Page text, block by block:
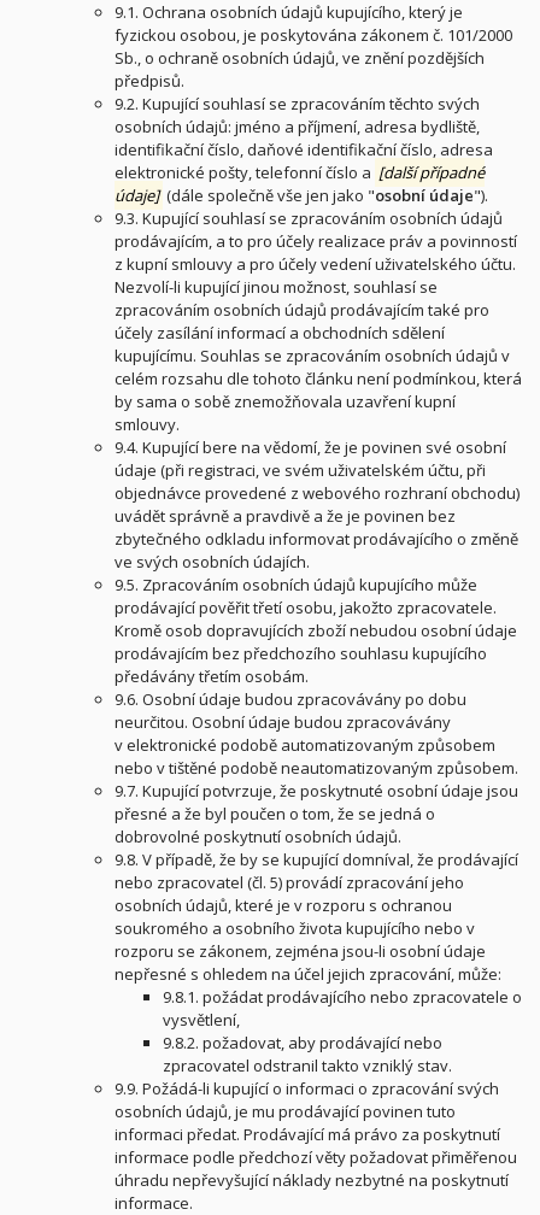
9.1. Ochrana osobních údajů kupujícího, který je
fyzickou osobou, je poskytována zákonem č. 101/2000
Sb., o ochraně osobních údajů, ve znění pozdějších
předpisů.
9.2. Kupující souhlasí se zpracováním těchto svých
osobních údajů: jméno a příjmení, adresa bydliště,
identifikační číslo, daňové identifikační číslo, adresa
elektronické pošty, telefonní číslo a [další případné
údaje] (dále společně vše jen jako "osobní údaje").
9.3. Kupující souhlasí se zpracováním osobních údajů
prodávajícím, a to pro účely realizace práv a povinností
z kupní smlouvy a pro účely vedení uživatelského účtu.
Nezvolí-li kupující jinou možnost, souhlasí se
zpracováním osobních údajů prodávajícím také pro
účely zasílání informací a obchodních sdělení
kupujícímu. Souhlas se zpracováním osobních údajů v
celém rozsahu dle tohoto článku není podmínkou, která
by sama o sobě znemožňovala uzavření kupní
smlouvy.
9.4. Kupující bere na vědomí, že je povinen své osobní
údaje (při registraci, ve svém uživatelském účtu, při
objednávce provedené z webového rozhraní obchodu)
uvádět správně a pravdivě a že je povinen bez
zbytečného odkladu informovat prodávajícího o změně
ve svých osobních údajích.
9.5. Zpracováním osobních údajů kupujícího může
prodávající pověřit třetí osobu, jakožto zpracovatele.
Kromě osob dopravujících zboží nebudou osobní údaje
prodávajícím bez předchozího souhlasu kupujícího
předávány třetím osobám.
9.6. Osobní údaje budou zpracovávány po dobu
neurčitou. Osobní údaje budou zpracovávány
v elektronické podobě automatizovaným způsobem
nebo v tištěné podobě neautomatizovaným způsobem.
9.7. Kupující potvrzuje, že poskytnuté osobní údaje jsou
přesné a že byl poučen o tom, že se jedná o
dobrovolné poskytnutí osobních údajů.
9.8. V případě, že by se kupující domníval, že prodávající
nebo zpracovatel (čl. 5) provádí zpracování jeho
osobních údajů, které je v rozporu s ochranou
soukromého a osobního života kupujícího nebo v
rozporu se zákonem, zejména jsou-li osobní údaje
nepřesné s ohledem na účel jejich zpracování, může:
9.8.1. požádat prodávajícího nebo zpracovatele o
vysvětlení,
9.8.2. požadovat, aby prodávající nebo
zpracovatel odstranil takto vzniklý stav.
9.9. Požádá-li kupující o informaci o zpracování svých
osobních údajů, je mu prodávající povinen tuto
informaci předat. Prodávající má právo za poskytnutí
informace podle předchozí věty požadovat přiměřenou
úhradu nepřevyšující náklady nezbytné na poskytnutí
informace.